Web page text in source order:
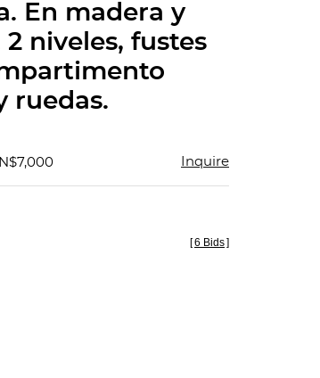
En madera y
niveles, fustes
ruedas.
Inquire
[6 Bids]